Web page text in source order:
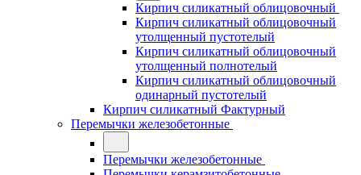
Кирпич силикатный облицовочный
Кирпич силикатный облицовочный
утолщенный пустотелый
Кирпич силикатный облицовочный
утолщенный полнотелый
Кирпич силикатный облицовочный
одинарный пустотелый
Кирпич силикатный Фактурный
Перемычки железобетонные
Перемычки железобетонные